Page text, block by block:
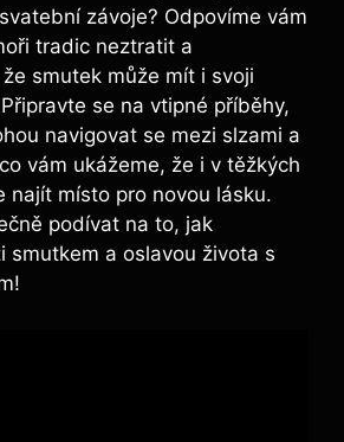
závoje? Odpovíme vám
tradic neztratit a
smutek může mít i svoji
se na vtipné příběhy,
navigovat se mezi slzami a
vám ukážeme, že i v těžkých
najít místo pro novou lásku.
podívat na to, jak
smutkem a oslavou života s